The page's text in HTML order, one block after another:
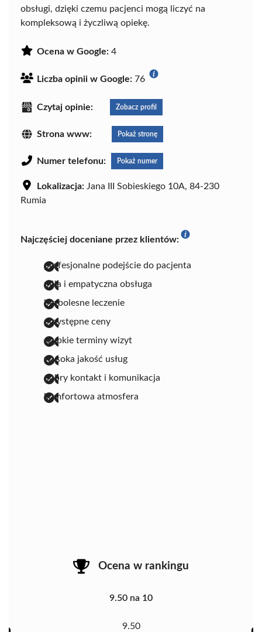
obsługi, dzięki czemu pacjenci mogą liczyć na
kompleksową i życzliwą opiekę.
Ocena w Google: 4
Liczba opinii w Google: 76
Czytaj opinie: Zobacz profil
Strona www: Pokaż stronę
Numer telefonu: Pokaż numer
Lokalizacja: Jana III Sobieskiego 10A, 84-230
Rumia
Najczęściej doceniane przez klientów:
profesjonalne podejście do pacjenta
miła i empatyczna obsługa
bezbolesne leczenie
przystępne ceny
szybkie terminy wizyt
wysoka jakość usług
dobry kontakt i komunikacja
komfortowa atmosfera
Ocena w rankingu
9.50 na 10
9.50